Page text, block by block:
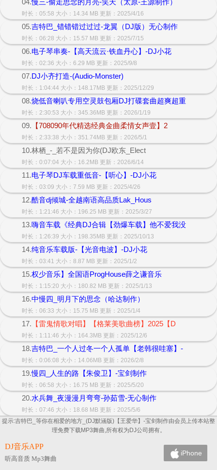
04.慢三-偷走思念的月亮-笑天（太原-王源制作）
时长：05:58 大小：14.34 MB 更新：2025/4/16
05.吉特巴_错错错过过过-龙翼（DJ版）无心制作
时长：06:28 大小：15.57 MB 更新：2025/7/15
06.电子琴串奏-【高天流云·铁血丹心】-DJ小花
时长：02:36 大小：6.29 MB 更新：2025/9/8
07.DJ小齐打造-(Audio-Monster)
时长：1:04:44 大小：148.17MB 更新：2025/12/29
08.烧低音喇叭专用空灵鼓包厢DJ打碟套曲超爽超重
时长：2:30:53 大小：345.36MB 更新：2026/1/19
09. 【708090年代精选经典金曲柔情女声壹】2
时长：2:33:38 大小：351.74MB 更新：2026/5/1
10.林栖_-_若不是因为你(DJ欧东_Elect
时长：0:07:04 大小：16.2MB 更新：2026/6/14
11.电子琴DJ车载重低音-【听心】-DJ小花
时长：03:09 大小：7.59 MB 更新：2025/4/26
12.酷音dj倾城-全越南语高品质Lak_Hous
时长：1:21:46 大小：196.25 MB 更新：2025/3/27
13.嗨音车载《经典DJ合辑【劲爆车载】他不爱我没
时长：1:26:39 大小：198.35MB 更新：2025/10/13
14.纯音乐车载版-【光音电波】-DJ小花
时长：03:41 大小：8.87 MB 更新：2025/1/2
15.权少音乐】全国语ProgHouse薛之谦音乐
时长：1:15:20 大小：180.82 MB 更新：2025/1/13
16.中慢四_明月下的思念（哈达制作）
时长：06:33 大小：15.75 MB 更新：2025/1/4
17. 【雷鬼情歌对唱】【格莱美歌曲榜】2025【D
时长：1:11:46 大小：164.3MB 更新：2025/12/6
18.吉特巴_一个人过冬一个人孤单【老韩很哇塞】-
时长：0:06:08 大小：14.06MB 更新：2026/2/8
19.慢四_人生的路【朱俊卫】-宝剑制作
时长：06:58 大小：16.75 MB 更新：2025/5/20
20.水兵舞_夜漫漫月弯弯-孙茹雪-无心制作
时长：07:46 大小：18.68 MB 更新：2025/5/6
提示:吉特巴_等你在相爱的地方_(DJ默涵版)【王爱华】-宝剑制作由会员上传本站整
理免费下载MP3舞曲,所有权为DJ公司拥有。
DJ音乐APP
听高音质 Mp3舞曲
iPhone